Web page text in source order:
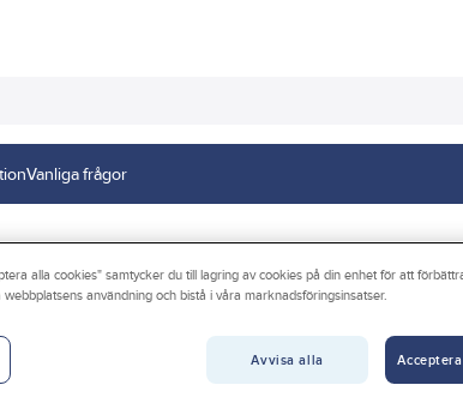
Vanliga frågor
Flexrör
FLEXRÖR PROFIFLEX
alla cookies" samtycker du till lagring av cookies på din enhet för att
användning och bistå i våra marknadsföringsinsatser.
Avvisa alla